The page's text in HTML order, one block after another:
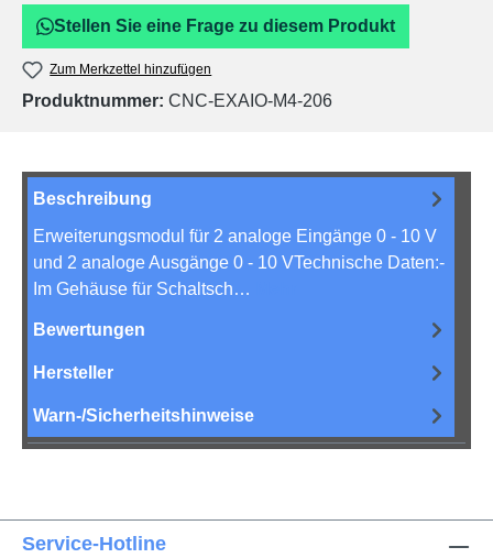
Stellen Sie eine Frage zu diesem Produkt
Zum Merkzettel hinzufügen
Produktnummer: CNC-EXAIO-M4-206
Beschreibung
Erweiterungsmodul für 2 analoge Eingänge 0 - 10 V
und 2 analoge Ausgänge 0 - 10 VTechnische Daten:-
Im Gehäuse für Schaltsch…
Bewertungen
Hersteller
Warn-/Sicherheitshinweise
Service-Hotline